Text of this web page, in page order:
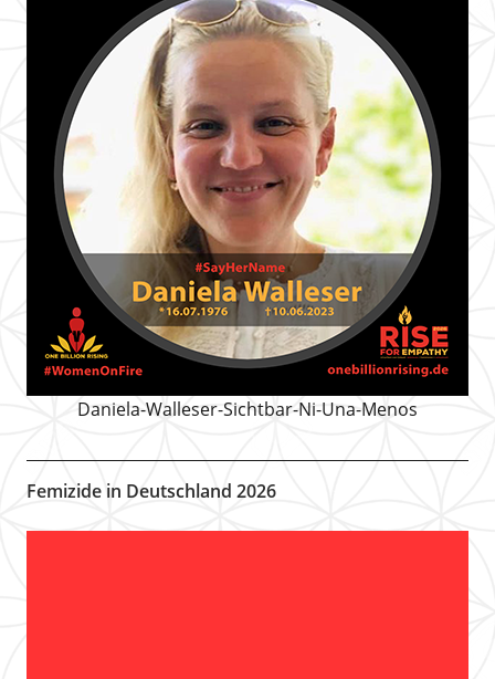
Daniela-Walleser-Sichtbar-Ni-Una-Menos
Femizide in Deutschland 2026